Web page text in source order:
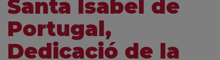
Fundació
Santa Isabel de
Portugal,
Dedicació de la